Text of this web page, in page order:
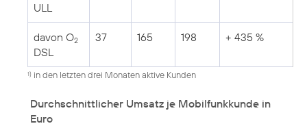
ULL
davon O2
DSL
37 165 198 + 435 %
1) in den letzten drei Monaten aktive Kunden
Durchschnittlicher Umsatz je Mobilfunkkunde in
Euro